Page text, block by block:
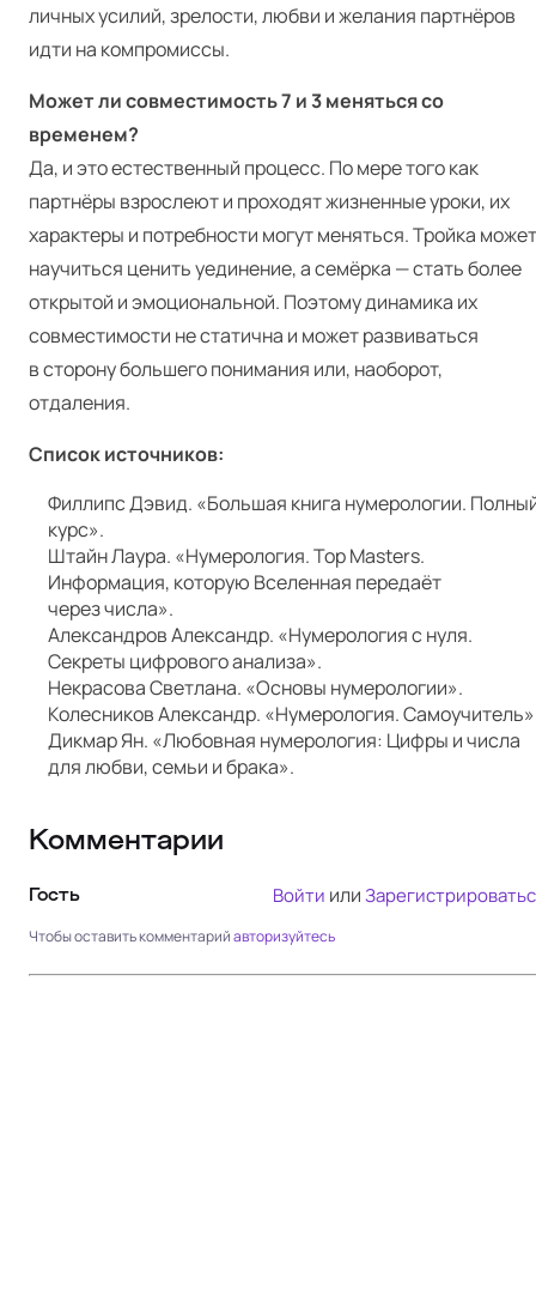
личных усилий, зрелости, любви и желания партнёров
идти на компромиссы.
Может ли совместимость 7 и 3 меняться со
временем?
Да, и это естественный процесс. По мере того как
партнёры взрослеют и проходят жизненные уроки, их
характеры и потребности могут меняться. Тройка может
научиться ценить уединение, а семёрка — стать более
открытой и эмоциональной. Поэтому динамика их
совместимости не статична и может развиваться
в сторону большего понимания или, наоборот,
отдаления.
Список источников:
Филлипс Дэвид. «Большая книга нумерологии.
курс».
Штайн Лаура. «Нумерология. Top Mas­ters.
Информация, которую Вселенная передаёт
через числа».
Александров Александр. «Нумерология с нуля.
Секреты цифрового анализа».
Некрасова Светлана. «Основы нумерологии».
Колесников Александр. «Нумерология.
Дикмар Ян. «Любовная нумерология: Цифры и числа
для любви, семьи и брака».
Комментарии
Гость Войти или
Чтобы оставить комментарийавторизуйтесь